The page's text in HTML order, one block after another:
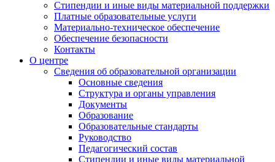
Стипендии и иные виды материальной поддержки
Платные образовательные услуги
Материально-техническое обеспечение
Обеспечение безопасности
Контакты
О центре
Сведения об образовательной организации
Основные сведения
Структура и органы управления
Документы
Образование
Образовательные стандарты
Руководство
Педагогический состав
Стипендии и иные виды материальной